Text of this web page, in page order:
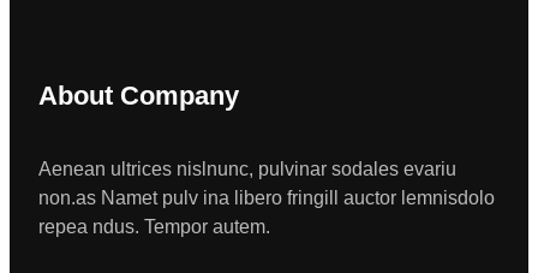
About Company
Aenean ultrices nislnunc, pulvinar sodales evariu
non.as Namet pulv ina libero fringill auctor lemnisdolo
repea ndus. Tempor autem.